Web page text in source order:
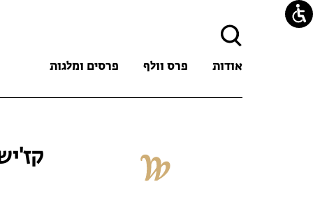
חיפוש:
אודות פרס וולף פרסים ומלגות